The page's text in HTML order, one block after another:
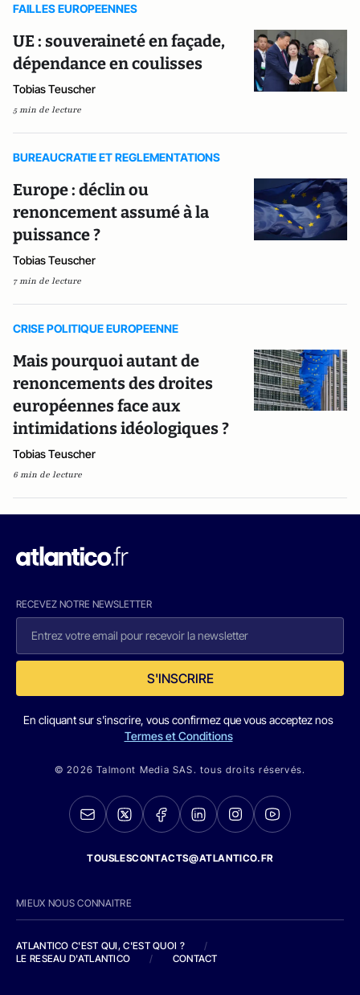
FAILLES EUROPEENNES
UE : souveraineté en façade,
dépendance en coulisses
Tobias Teuscher
5 min de lecture
BUREAUCRATIE ET REGLEMENTATIONS
Europe : déclin ou
renoncement assumé à la
puissance ?
Tobias Teuscher
7 min de lecture
CRISE POLITIQUE EUROPEENNE
Mais pourquoi autant de
renoncements des droites
européennes face aux
intimidations idéologiques ?
Tobias Teuscher
6 min de lecture
RECEVEZ NOTRE NEWSLETTER
S'INSCRIRE
En cliquant sur s'inscrire, vous confirmez que vous acceptez nos
Termes et Conditions
© 2026 Talmont Media SAS. tous droits réservés.
TOUSLESCONTACTS@ATLANTICO.FR
MIEUX NOUS CONNAITRE
ATLANTICO C'EST QUI, C'EST QUOI ?
/
LE RESEAU D'ATLANTICO
/ CONTACT